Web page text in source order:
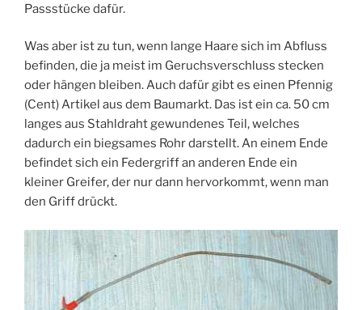
Passstücke dafür.
Was aber ist zu tun, wenn lange Haare sich im Abfluss
befinden, die ja meist im Geruchsverschluss stecken
oder hängen bleiben. Auch dafür gibt es einen Pfennig
(Cent) Artikel aus dem Baumarkt. Das ist ein ca. 50 cm
langes aus Stahldraht gewundenes Teil, welches
dadurch ein biegsames Rohr darstellt. An einem Ende
befindet sich ein Federgriff an anderen Ende ein
kleiner Greifer, der nur dann hervorkommt, wenn man
den Griff drückt.